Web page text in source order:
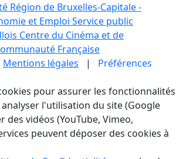
Région de Bruxelles-Capitale -
et Emploi Service public
Centre du Cinéma et de
Française
Mentions légales | Préférences
pour assurer les fonctionnalités
l'utilisation du site (Google
des vidéos (YouTube, Vimeo,
peuvent déposer des cookies à